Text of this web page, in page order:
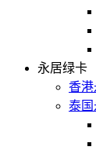
永居绿卡
香
泰国